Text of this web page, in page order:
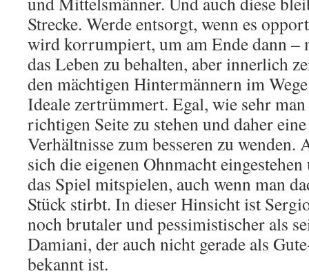
Strecke. Werde entsorgt, wenn es
wird korrumpiert, um am Ende dann –
das Leben zu behalten, aber innerlich
den mächtigen Hintermännern im
Ideale zertrümmert. Egal, wie sehr
richtigen Seite zu stehen und daher
Verhältnisse zum besseren zu wenden.
sich die eigenen Ohnmacht
das Spiel mitspielen, auch wenn man
Stück stirbt. In dieser Hinsicht ist
noch brutaler und pessimistischer als
Damiani, der auch nicht gerade als
bekannt ist.